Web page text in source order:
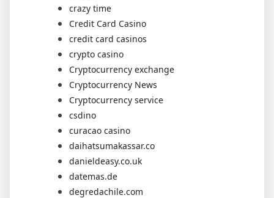
crazy time
Credit Card Casino
credit card casinos
crypto casino
Cryptocurrency exchange
Cryptocurrency News
Cryptocurrency service
csdino
curacao casino
daihatsumakassar.co
danieldeasy.co.uk
datemas.de
degredachile.com